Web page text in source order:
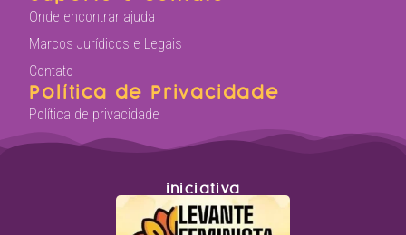
Onde encontrar ajuda
Marcos Jurídicos e Legais
Contato
Política de Privacidade
Política de privacidade
iniciativa